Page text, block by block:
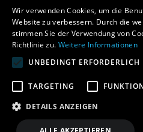
©2026 - STARTUP.TIROL
Newsletter
Barrierefreiheitserklärung
Impressum
Wir verwenden Cookies, um die
Website zu verbessern. Durch die
stimmen Sie der Verwendung von
Richtlinie zu. Weitere Informationen
UNBEDINGT ERFORDERLICH
TARGETING
DETAILS ANZEIGEN